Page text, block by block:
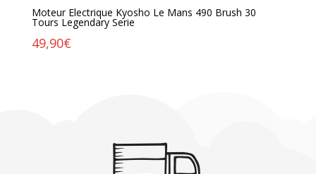
Moteur Electrique Kyosho Le Mans 490 Brush 30
Tours Legendary Serie
49,90€